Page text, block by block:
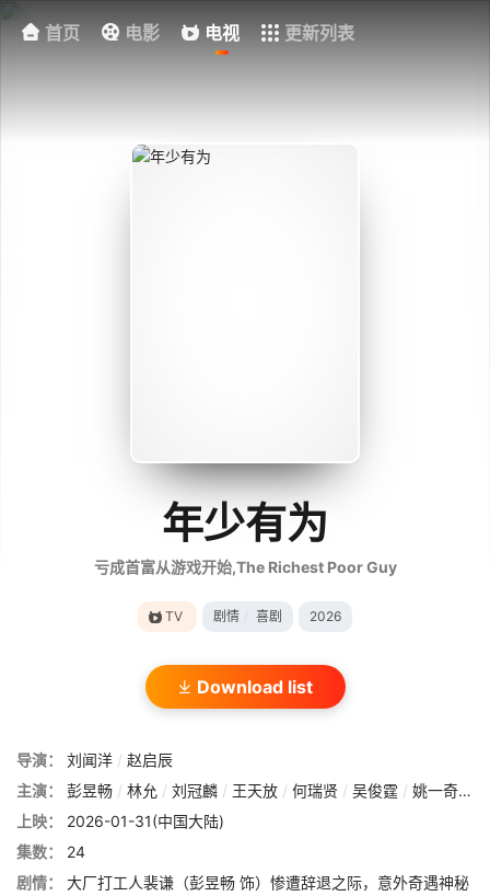
首页 电影 电视 更新列表
年少有为
亏成首富从游戏开始,The Richest Poor Guy
TV 剧情 喜剧 2026
Download list
导演： 刘闻洋 / 赵启辰
主演：
彭昱畅 / 林允 / 刘冠麟 / 王天放 / 何瑞贤 / 吴俊霆 / 姚一奇 /
上映：
2026-01-31(中国大陆)
集数：
24
剧情：
大厂打工人裴谦（彭昱畅 饰）惨遭辞退之际，意外奇遇神秘